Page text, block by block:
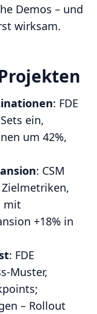
Demos – und
wirksam.
: FDE
ein,
um 42%,
: CSM
mit
+18% in
: FDE
– Rollout